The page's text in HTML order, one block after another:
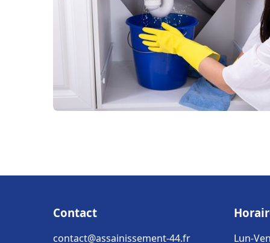
Contact
contact@assainissement-44.fr Lun-